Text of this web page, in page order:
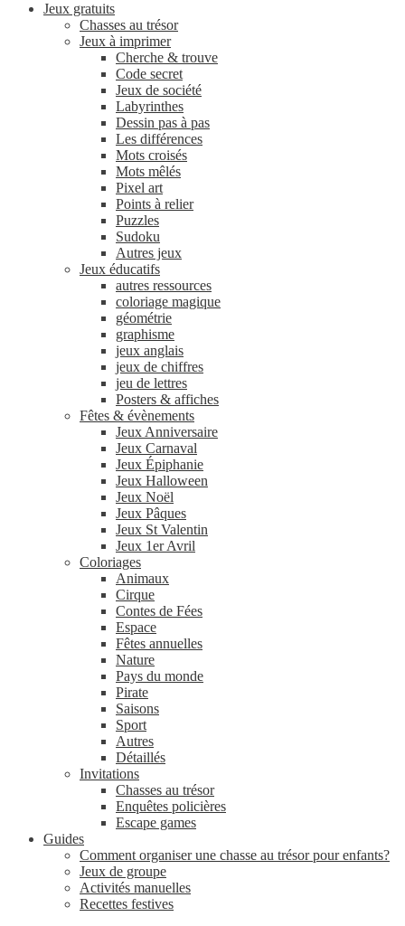
Jeux gratuits
Chasses au trésor
Jeux à imprimer
Cherche & trouve
Code secret
Jeux de société
Labyrinthes
Dessin pas à pas
Les différences
Mots croisés
Mots mêlés
Pixel art
Points à relier
Puzzles
Sudoku
Autres jeux
Jeux éducatifs
autres ressources
coloriage magique
géométrie
graphisme
jeux anglais
jeux de chiffres
jeu de lettres
Posters & affiches
Fêtes & évènements
Jeux Anniversaire
Jeux Carnaval
Jeux Épiphanie
Jeux Halloween
Jeux Noël
Jeux Pâques
Jeux St Valentin
Jeux 1er Avril
Coloriages
Animaux
Cirque
Contes de Fées
Espace
Fêtes annuelles
Nature
Pays du monde
Pirate
Saisons
Sport
Autres
Détaillés
Invitations
Chasses au trésor
Enquêtes policières
Escape games
Guides
Comment organiser une chasse au trésor pour enfants?
Jeux de groupe
Activités manuelles
Recettes festives